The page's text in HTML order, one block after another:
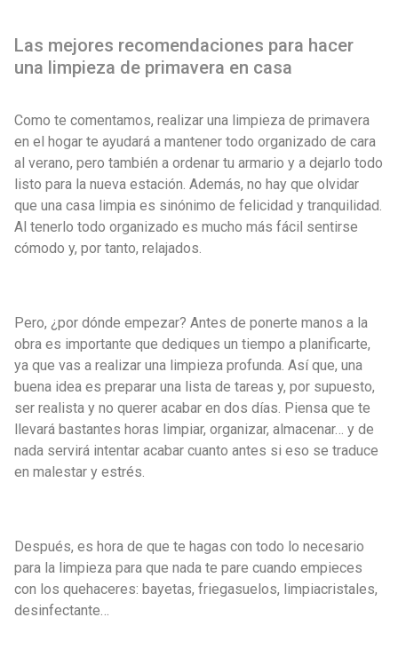
Las mejores recomendaciones para hacer
una limpieza de primavera en casa
Como te comentamos, realizar una limpieza de primavera
en el hogar te ayudará a mantener todo organizado de cara
al verano, pero también a ordenar tu armario y a dejarlo todo
listo para la nueva estación. Además, no hay que olvidar
que una casa limpia es sinónimo de felicidad y tranquilidad.
Al tenerlo todo organizado es mucho más fácil sentirse
cómodo y, por tanto, relajados.
Pero, ¿por dónde empezar? Antes de ponerte manos a la
obra es importante que dediques un tiempo a planificarte,
ya que vas a realizar una limpieza profunda. Así que, una
buena idea es preparar una lista de tareas y, por supuesto,
ser realista y no querer acabar en dos días. Piensa que te
llevará bastantes horas limpiar, organizar, almacenar… y de
nada servirá intentar acabar cuanto antes si eso se traduce
en malestar y estrés.
Después, es hora de que te hagas con todo lo necesario
para la limpieza para que nada te pare cuando empieces
con los quehaceres: bayetas, friegasuelos, limpiacristales,
desinfectante…